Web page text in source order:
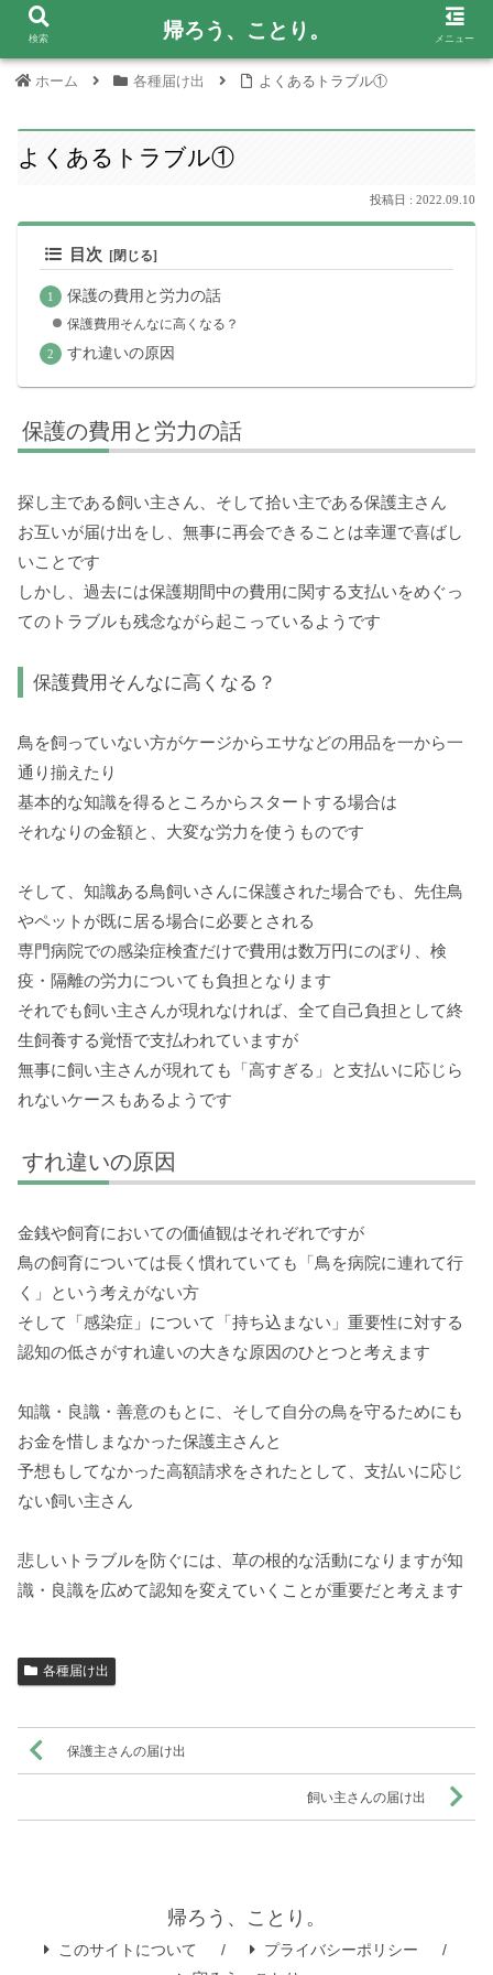
ホーム 各種届け出 よくあるトラブル①
よくあるトラブル①
2022.09.10
目次
保護の費用と労力の話
保護費用そんなに高くなる？
すれ違いの原因
保護の費用と労力の話
探し主である飼い主さん、そして拾い主である保護主さん
お互いが届け出をし、無事に再会できることは幸運で喜ばし
いことです
しかし、過去には保護期間中の費用に関する支払いをめぐっ
てのトラブルも残念ながら起こっているようです
保護費用そんなに高くなる？
鳥を飼っていない方がケージからエサなどの用品を一から一
通り揃えたり
基本的な知識を得るところからスタートする場合は
それなりの金額と、大変な労力を使うものです
そして、知識ある鳥飼いさんに保護された場合でも、先住鳥
やペットが既に居る場合に必要とされる
専門病院での感染症検査だけで費用は数万円にのぼり、検
疫・隔離の労力についても負担となります
それでも飼い主さんが現れなければ、全て自己負担として終
生飼養する覚悟で支払われていますが
無事に飼い主さんが現れても「高すぎる」と支払いに応じら
れないケースもあるようです
すれ違いの原因
金銭や飼育においての価値観はそれぞれですが
鳥の飼育については長く慣れていても「鳥を病院に連れて行
く」という考えがない方
そして「感染症」について「持ち込まない」重要性に対する
認知の低さがすれ違いの大きな原因のひとつと考えます
知識・良識・善意のもとに、そして自分の鳥を守るためにも
お金を惜しまなかった保護主さんと
予想もしてなかった高額請求をされたとして、支払いに応じ
ない飼い主さん
悲しいトラブルを防ぐには、草の根的な活動になりますが知
識・良識を広めて認知を変えていくことが重要だと考えます
各種届け出
保護主さんの届け出
飼い主さんの届け出
帰ろう、ことり。
このサイトについて
プライバシーポリシー
検索 帰ろう、ことり。 メニュー